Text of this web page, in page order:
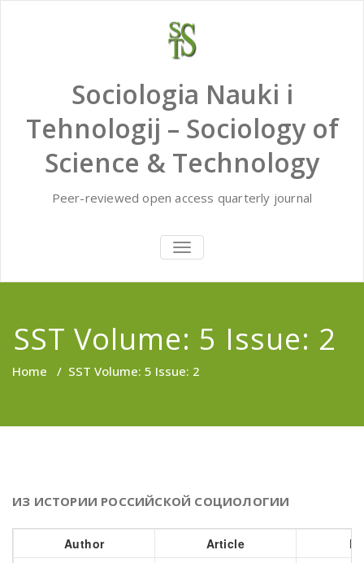
Sociologia Nauki i
Tehnologij – Sociology of
Science & Technology
Peer-reviewed open access quarterly journal
TOGGLE
NAVIGATION
SST Volume: 5 Issue: 2
Home / SST Volume: 5 Issue: 2
ИЗ ИСТОРИИ РОССИЙСКОЙ СОЦИОЛОГИИ
Author Article